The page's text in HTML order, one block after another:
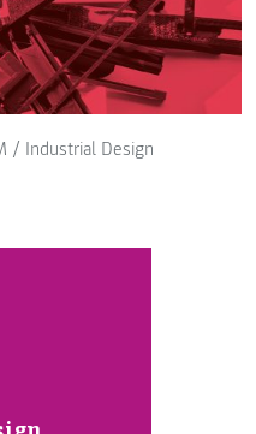
/ Industrial Design